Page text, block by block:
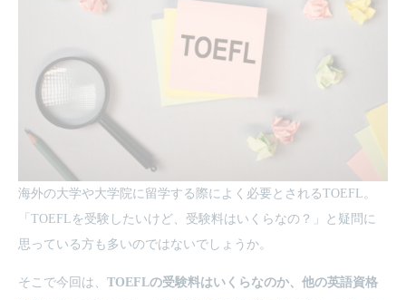
海外の大学や大学院に留学する際によく必要とされるTOEFL。
「TOEFLを受験したいけど、受験料はいくらなの？」と疑問に
思っている方も多いのではないでしょうか。
そこで今回は、 TOEFLの受験料はいくらなのか、他の英語資格